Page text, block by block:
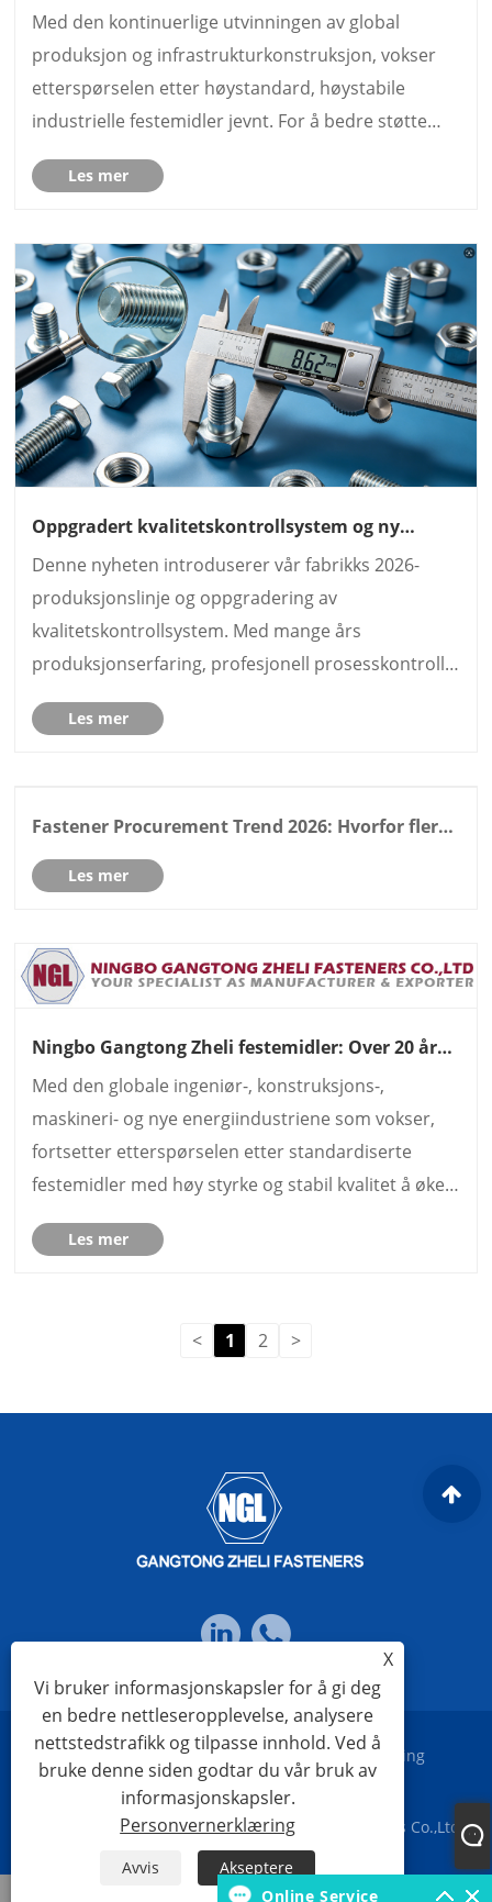
høystyrkefestebehovene
Med den kontinuerlige utvinningen av global
produksjon og infrastrukturkonstruksjon, vokser
etterspørselen etter høystandard, høystabile
industrielle festemidler jevnt. For å bedre støtte
mekanisk montering, stålkonstruksjon,
rørledningsforbindelse og
Les mer
Oppgradert kvalitetskontrollsystem og ny
Denne nyheten introduserer vår fabrikks 2026-
produksjonslinje og oppgradering av
kvalitetskontrollsystem. Med mange års
produksjonserfaring, profesjonell prosesskontroll,
autoritative sertifiseringer og komplett
servicesystem, forbedrer vi produktstabilitet og
Les mer
Fastener Procurement Trend 2026: Hvorfor flere
Les mer
Ningbo Gangtong Zheli festemidler: Over 20 år
forsyningskjede for festemidler
Med den globale ingeniør-, konstruksjons-,
maskineri- og nye energiindustriene som vokser,
fortsetter etterspørselen etter standardiserte
festemidler med høy styrke og stabil kvalitet å øke.
Som et kjerneledd i den globale
maskinvareforsyningskjeden, spiller profesjonelle
Les mer
< 1 2 >
X
Vi bruker informasjonskapsler for å gi deg
en bedre nettleseropplevelse, analysere
nettstedstrafikk og tilpasse innhold. Ved å
bruke denne siden godtar du vår bruk av
informasjonskapsler.
Personvernerklæring
Avvis
Akseptere
E-post
Links Sitemap RSS XML Personvernerklæring
Copyright © 2023 Ningbo Gangtong Zheli Fasteners Co.,Ltd.
Alle rettigheter reservert
Online Service